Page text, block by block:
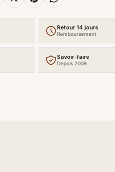
Retour 14 jours
Remboursement
Savoir-faire
Depuis 2009